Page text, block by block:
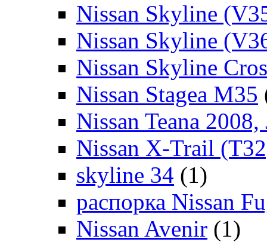
Nissan Skyline
Nissan Skyline
Nissan Skyline
Nissan Stagea M35
Nissan Teana 2008,
Nissan X-Trail
skyline 34 (1)
распорка Nissan
Nissan Avenir (1)